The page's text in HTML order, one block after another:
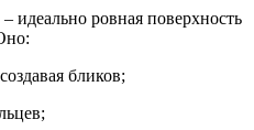
– идеально ровная поверхность
бликов;